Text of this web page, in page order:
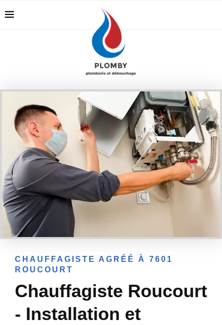
CHAUFFAGISTE AGRÉÉ À 7601
ROUCOURT
Chauffagiste Roucourt
- Installation et